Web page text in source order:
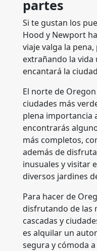
partes
Si te gustan los
Hood y Newport
viaje valga la
extrañando la
encantará la
El norte de
ciudades más
plena importancia
encontrarás
más completos,
además de
inusuales y visitar
diversos jardines
Para hacer de
disfrutando de las
cascadas y
es alquilar un
segura y cómoda